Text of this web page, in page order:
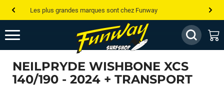
Les plus grandes marques sont chez Funway
Jusqu’à -75% de remise sur le windsurf, wingfoil, etc...
💰 Meilleur prix garanti — Moins cher ailleurs ? On s’aligne !
Besoin de conseils de pro ? Appelle nous !
NEILPRYDE WISHBONE XCS
140/190 - 2024 + TRANSPORT